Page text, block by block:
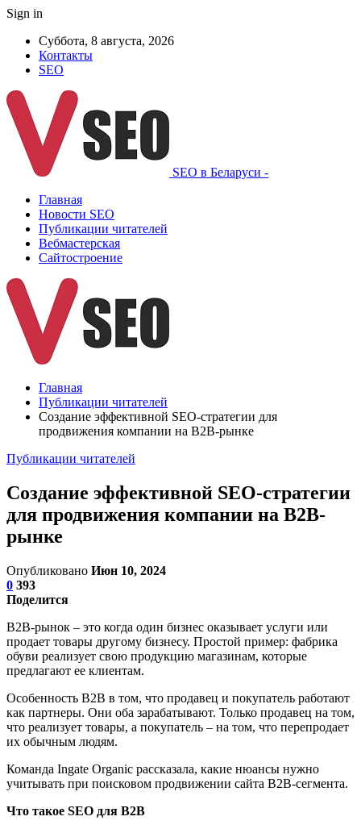
Sign in
Суббота, 8 августа, 2026
Контакты
SEO
SEO в Беларуси -
Главная
Новости SEO
Публикации читателей
Вебмастерская
Сайтостроение
Главная
Публикации читателей
Создание эффективной SEO-стратегии для
продвижения компании на В2В-рынке
Публикации читателей
Создание эффективной SEO-стратегии
для продвижения компании на В2В-
рынке
Опубликовано Июн 10, 2024
0 393
Поделится
В2В-рынок – это когда один бизнес оказывает услуги или
продает товары другому бизнесу. Простой пример: фабрика
обуви реализует свою продукцию магазинам, которые
предлагают ее клиентам.
Особенность В2В в том, что продавец и покупатель работают
как партнеры. Они оба зарабатывают. Только продавец на том,
что реализует товары, а покупатель – на том, что перепродает
их обычным людям.
Команда Ingate Organic рассказала, какие нюансы нужно
учитывать при поисковом продвижении сайта B2B-сегмента.
Что такое SEO для В2В